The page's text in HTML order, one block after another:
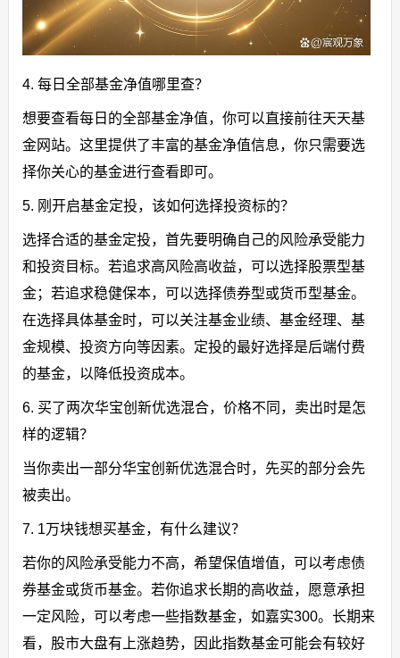
4. 每日全部基金净值哪里查？
想要查看每日的全部基金净值，你可以直接前往天天基
金网站。这里提供了丰富的基金净值信息，你只需要选
择你关心的基金进行查看即可。
5. 刚开启基金定投，该如何选择投资标的？
选择合适的基金定投，首先要明确自己的风险承受能力
和投资目标。若追求高风险高收益，可以选择股票型基
金；若追求稳健保本，可以选择债券型或货币型基金。
在选择具体基金时，可以关注基金业绩、基金经理、基
金规模、投资方向等因素。定投的最好选择是后端付费
的基金，以降低投资成本。
6. 买了两次华宝创新优选混合，价格不同，卖出时是怎
样的逻辑？
当你卖出一部分华宝创新优选混合时，先买的部分会先
被卖出。
7. 1万块钱想买基金，有什么建议？
若你的风险承受能力不高，希望保值增值，可以考虑债
券基金或货币基金。若你追求长期的高收益，愿意承担
一定风险，可以考虑一些指数基金，如嘉实300。长期来
看，股市大盘有上涨趋势，因此指数基金可能会有较好